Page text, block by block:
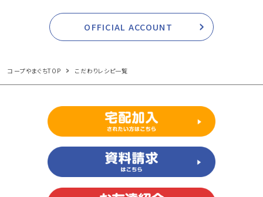
OFFICIAL ACCOUNT
コープやまぐちTOP こだわりレシピ一覧